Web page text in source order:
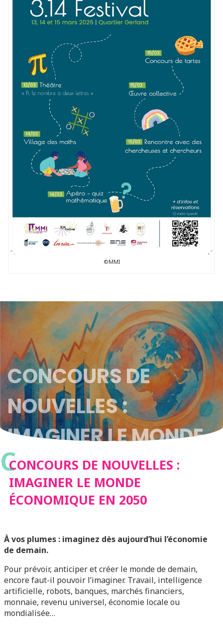
©MMI
CONCOURS DE
NOUVELLES :
IMAGINER LE MONDE
ÉCONOMIQUE EN
2050
CCONCOURS DE NOUVELLES :
IMAGINER LE MONDE
ÉCONOMIQUE EN 2050
À vos plumes : imaginez dès aujourd’hui l’économie
de demain.
Pour prévoir, anticiper et créer le monde de demain,
encore faut-il pouvoir l’imaginer. Travail, intelligence
artificielle, robots, banques, marchés financiers,
monnaie, revenu universel, économie locale ou
mondialisée…